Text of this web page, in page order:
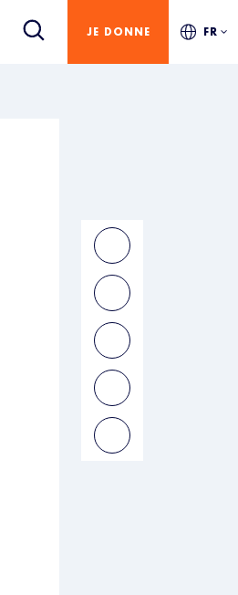
JE DONNE FR